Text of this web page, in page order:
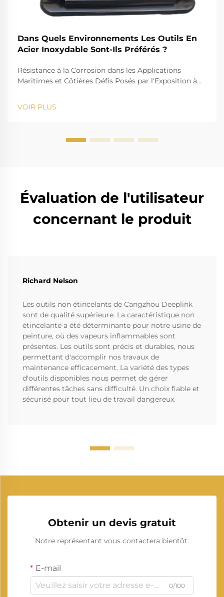
Dans Quels Environnements Les Outils En
Acier Inoxydable Sont-Ils Préférés ?
Résistance à la Corrosion dans les Applications
Maritimes et Côtières Défis Posés par l'Exposition à
pour son action corrosive sur les instruments
VOIR PLUS
Évaluation de l'utilisateur
concernant le produit
Richard Nelson
Les outils non étincelants de Cangzhou Deeplink
sont de qualité supérieure. La caractéristique non
étincelante a été déterminante pour notre usine de
peinture, où des vapeurs inflammables sont
présentes. Les outils sont précis et durables, nous
permettant d'accomplir nos travaux de
maintenance efficacement. La variété des types
d'outils disponibles nous permet de gérer
différentes tâches sans difficulté. Un choix fiable et
sécurisé pour tout lieu de travail dangereux.
Obtenir un devis gratuit
Notre représentant vous contactera bientôt.
E-mail
0/100